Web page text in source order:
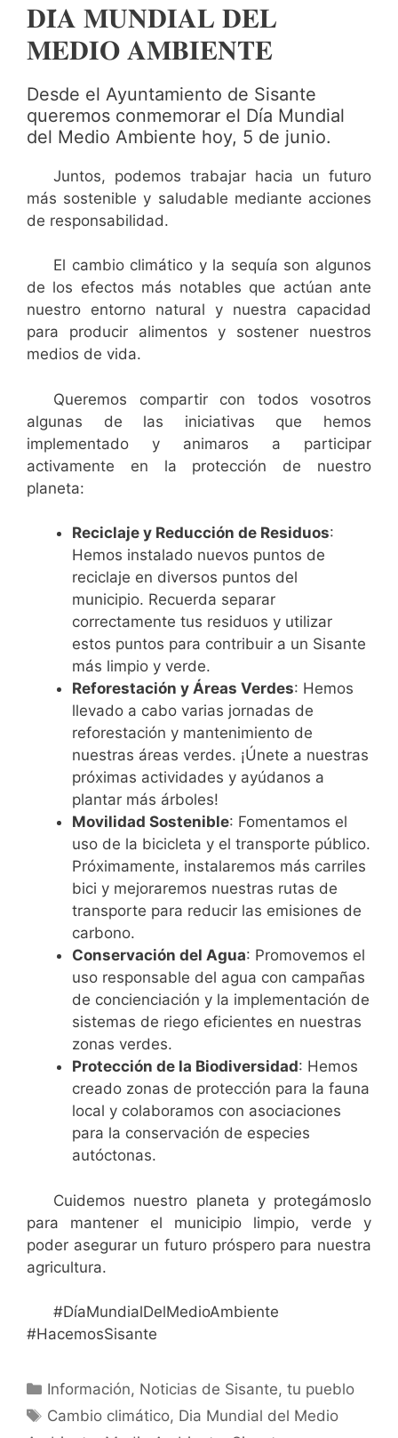
𝐃𝐈́𝐀 𝐌𝐔𝐍𝐃𝐈𝐀𝐋 𝐃𝐄𝐋
𝐌𝐄𝐃𝐈𝐎 𝐀𝐌𝐁𝐈𝐄𝐍𝐓𝐄
Desde el Ayuntamiento de Sisante
queremos conmemorar el Día Mundial
del Medio Ambiente hoy, 5 de junio.
Juntos, podemos trabajar hacia un futuro
más sostenible y saludable mediante acciones
de responsabilidad.
El cambio climático y la sequía son algunos
de los efectos más notables que actúan ante
nuestro entorno natural y nuestra capacidad
para producir alimentos y sostener nuestros
medios de vida.
Queremos compartir con todos vosotros
algunas de las iniciativas que hemos
implementado y animaros a participar
activamente en la protección de nuestro
planeta:
Reciclaje y Reducción de Residuos:
Hemos instalado nuevos puntos de
reciclaje en diversos puntos del
municipio. Recuerda separar
correctamente tus residuos y utilizar
estos puntos para contribuir a un Sisante
más limpio y verde.
Reforestación y Áreas Verdes: Hemos
llevado a cabo varias jornadas de
reforestación y mantenimiento de
nuestras áreas verdes. ¡Únete a nuestras
próximas actividades y ayúdanos a
plantar más árboles!
Movilidad Sostenible: Fomentamos el
uso de la bicicleta y el transporte público.
Próximamente, instalaremos más carriles
bici y mejoraremos nuestras rutas de
transporte para reducir las emisiones de
carbono.
Conservación del Agua: Promovemos el
uso responsable del agua con campañas
de concienciación y la implementación de
sistemas de riego eficientes en nuestras
zonas verdes.
Protección de la Biodiversidad: Hemos
creado zonas de protección para la fauna
local y colaboramos con asociaciones
para la conservación de especies
autóctonas.
Cuidemos nuestro planeta y protegámoslo
para mantener el municipio limpio, verde y
poder asegurar un futuro próspero para nuestra
agricultura.
#DíaMundialDelMedioAmbiente
#HacemosSisante
Información, Noticias de Sisante, tu pueblo
Cambio climático, Dia Mundial del Medio